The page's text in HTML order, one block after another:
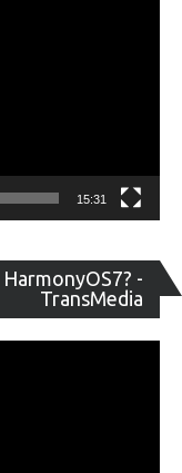
15:31
-
TransMedia
de